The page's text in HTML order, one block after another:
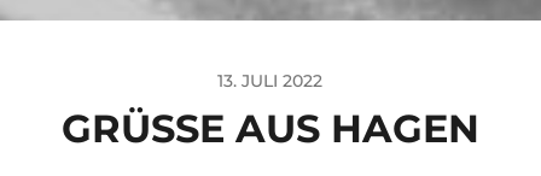
13. JULI 2022
GRÜSSE AUS HAGEN